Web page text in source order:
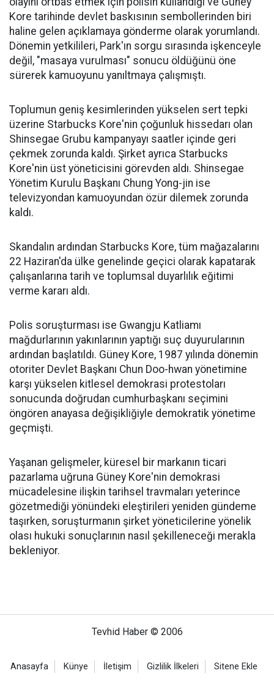
Kore tarihinde devlet baskısının sembollerinden biri
haline gelen açıklamaya gönderme olarak yorumlandı.
Dönemin yetkilileri, Park'ın sorgu sırasında işkenceyle
değil, "masaya vurulması" sonucu öldüğünü öne
sürerek kamuoyunu yanıltmaya çalışmıştı.
Toplumun geniş kesimlerinden yükselen sert tepki
üzerine Starbucks Kore'nin çoğunluk hissedarı olan
Shinsegae Grubu kampanyayı saatler içinde geri
çekmek zorunda kaldı. Şirket ayrıca Starbucks
Kore'nin üst yöneticisini görevden aldı. Shinsegae
Yönetim Kurulu Başkanı Chung Yong-jin ise
televizyondan kamuoyundan özür dilemek zorunda
kaldı.
Skandalın ardından Starbucks Kore, tüm mağazalarını
22 Haziran'da ülke genelinde geçici olarak kapatarak
çalışanlarına tarih ve toplumsal duyarlılık eğitimi
verme kararı aldı.
Polis soruşturması ise Gwangju Katliamı
mağdurlarının yakınlarının yaptığı suç duyurularının
ardından başlatıldı. Güney Kore, 1987 yılında dönemin
otoriter Devlet Başkanı Chun Doo-hwan yönetimine
karşı yükselen kitlesel demokrasi protestoları
sonucunda doğrudan cumhurbaşkanı seçimini
öngören anayasa değişikliğiyle demokratik yönetime
geçmişti.
Yaşanan gelişmeler, küresel bir markanın ticari
pazarlama uğruna Güney Kore'nin demokrasi
mücadelesine ilişkin tarihsel travmaları yeterince
gözetmediği yönündeki eleştirileri yeniden gündeme
taşırken, soruşturmanın şirket yöneticilerine yönelik
olası hukuki sonuçlarının nasıl şekilleneceği merakla
bekleniyor.
Tevhid Haber © 2006
Anasayfa Künye İletişim Gizlilik İlkeleri Sitene Ekle